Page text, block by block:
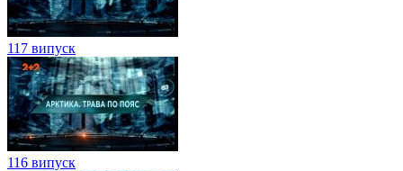
117 випуск
116 випуск